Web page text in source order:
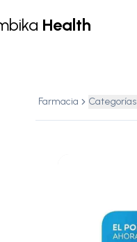
Health
Farmacia Categorías